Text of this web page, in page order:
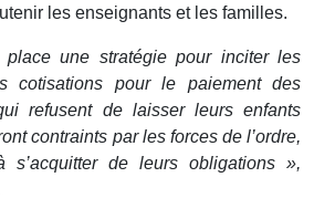
les enseignants et les familles.
une stratégie pour inciter les
cotisations pour le paiement des
refusent de laisser leurs enfants
contraints par les forces de l’ordre,
de leurs obligations »,